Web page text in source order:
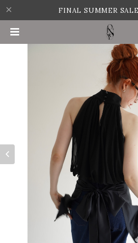
FINAL SUMMER